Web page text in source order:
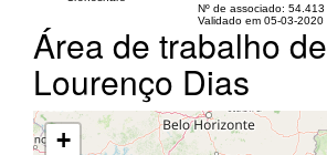
Nº de associado: 54.413
Validado em 05-03-2020
Área de trabalho de
Lourenço Dias
+